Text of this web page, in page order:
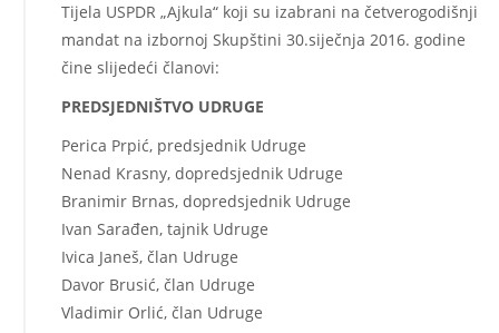
Tijela USPDR „Ajkula“ koji su izabrani na četverogodišnji
mandat na izbornoj Skupštini 30.siječnja 2016. godine
čine slijedeći članovi:
PREDSJEDNIŠTVO UDRUGE
Perica Prpić, predsjednik Udruge
Nenad Krasny, dopredsjednik Udruge
Branimir Brnas, dopredsjednik Udruge
Ivan Sarađen, tajnik Udruge
Ivica Janeš, član Udruge
Davor Brusić, član Udruge
Vladimir Orlić, član Udruge